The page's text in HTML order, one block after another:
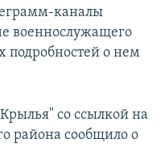
каналы
военнослужащего
подробностей о нем
со ссылкой на
района сообщило о